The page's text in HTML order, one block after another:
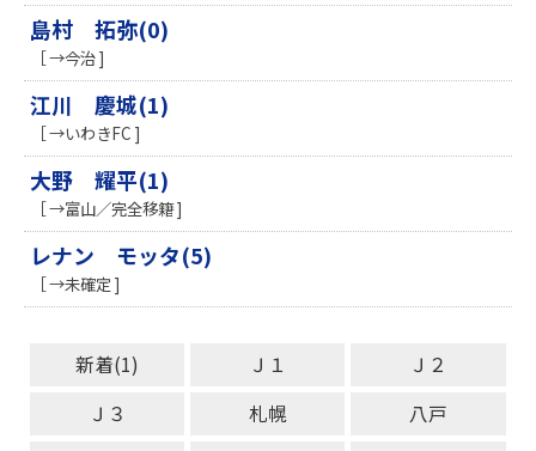
島村 拓弥(0)
［ →今治 ]
江川 慶城(1)
［ →いわきFC ]
大野 耀平(1)
［ →富山／完全移籍 ]
レナン モッタ(5)
［ →未確定 ]
新着(1) Ｊ１
Ｊ２
Ｊ３
札幌
八戸